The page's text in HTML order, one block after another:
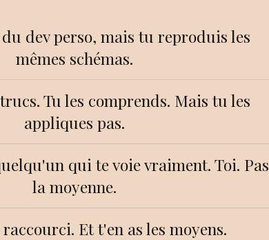
dev perso, mais tu reproduis les
mêmes schémas.
Tu les comprends. Mais tu les
appliques pas.
qui te voie vraiment. Toi. Pas
la moyenne.
Et t'en as les moyens.